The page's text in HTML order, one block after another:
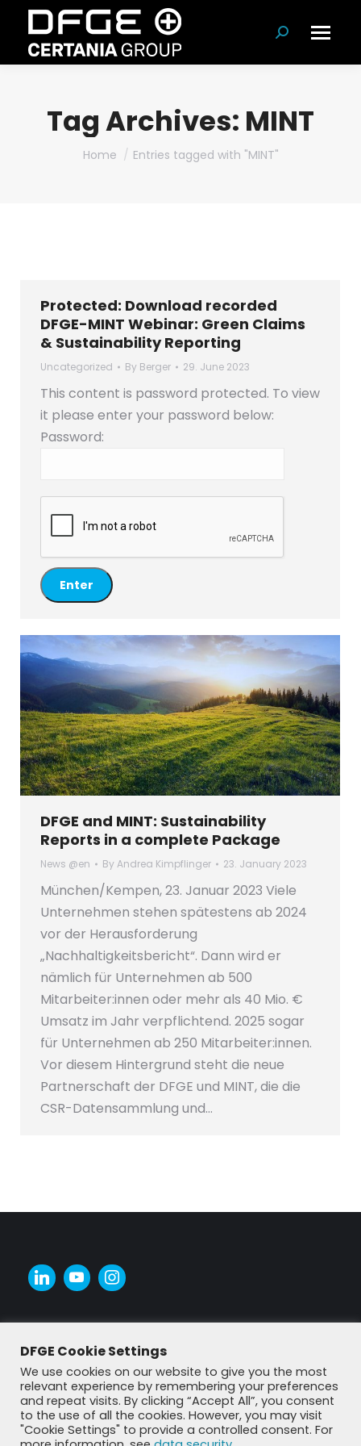
Search:
Tag Archives: MINT
You are here:
Home Entries tagged with "MINT"
Protected: Download recorded
DFGE-MINT Webinar: Green Claims
& Sustainability Reporting
Uncategorized By Berger 29. June 2023
This content is password protected. To view
it please enter your password below:
Password:
DFGE and MINT: Sustainability
Reports in a complete Package
News @en ByAndrea Kimpflinger 23. January 2023
München/Kempen, 23. Januar 2023 Viele
Unternehmen stehen spätestens ab 2024
vor der Herausforderung
„Nachhaltigkeitsbericht“. Dann wird er
nämlich für Unternehmen ab 500
Mitarbeiter:innen oder mehr als 40 Mio. €
Umsatz im Jahr verpflichtend. 2025 sogar
für Unternehmen ab 250 Mitarbeiter:innen.
Vor diesem Hintergrund steht die neue
Partnerschaft der DFGE und MINT, die die
CSR-Datensammlung und…
DFGE Cookie Settings
We use cookies on our website to give you the most
relevant experience by remembering your preferences
and repeat visits. By clicking “Accept All”, you consent
to the use of all the cookies. However, you may visit
"Cookie Settings" to provide a controlled consent. For